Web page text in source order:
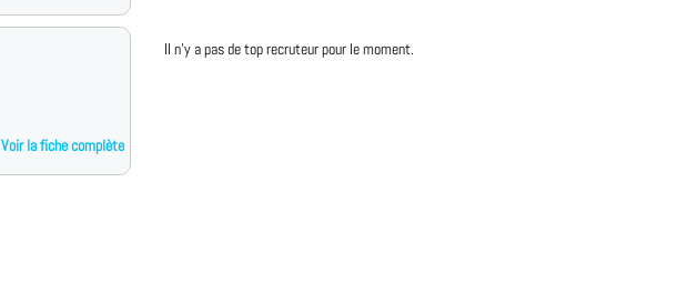
Voir la fiche complète
Il n'y a pas de top recruteur pour le moment.